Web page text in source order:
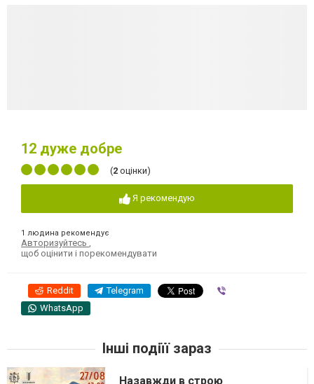
12 дуже добре
(2 оцінки)
Я рекомендую
1 людина рекомендує
Авторизуйтесь
щоб оцінити і порекомендувати
Reddit Telegram
WhatsApp
Інші подіїї зараз
Назавжди в строю